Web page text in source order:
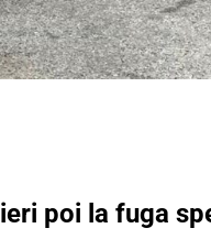
poi la fuga